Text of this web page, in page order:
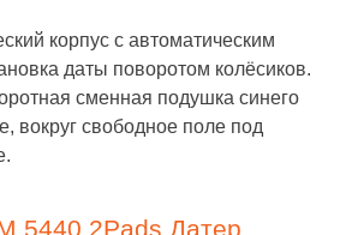
корпус с автоматическим
даты поворотом колёсиков.
сменная подушка синего
вокруг свободное поле под
5440 2Pads Датер